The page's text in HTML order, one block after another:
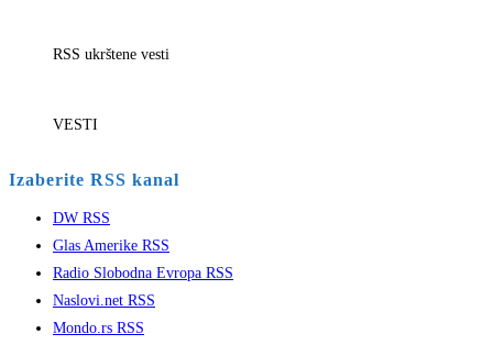
RSS ukrštene vesti
VESTI
Izaberite RSS kanal
DW RSS
Glas Amerike RSS
Radio Slobodna Evropa RSS
Naslovi.net RSS
Mondo.rs RSS